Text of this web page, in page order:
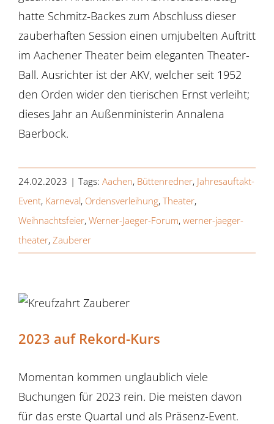
hatte Schmitz-Backes zum Abschluss dieser
zauberhaften Session einen umjubelten Auftritt
im Aachener Theater beim eleganten Theater-
Ball. Ausrichter ist der AKV, welcher seit 1952
den Orden wider den tierischen Ernst verleiht;
dieses Jahr an Außenministerin Annalena
Baerbock.
24.02.2023 | Tags: Aachen, Büttenredner, Jahresauftakt-
Event, Karneval, Ordensverleihung, Theater,
Weihnachtsfeier, Werner-Jaeger-Forum, werner-jaeger-
theater, Zauberer
2023 auf Rekord-Kurs
Momentan kommen unglaublich viele
Buchungen für 2023 rein. Die meisten davon
für das erste Quartal und als Präsenz-Event.